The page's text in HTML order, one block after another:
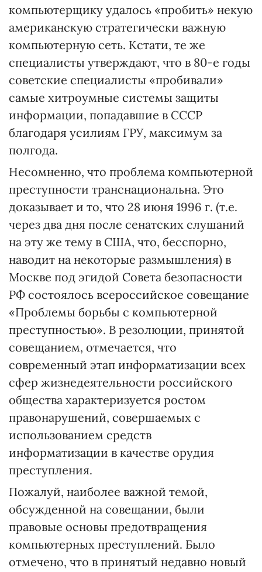
компьютерщику удалось «пробить» некую
американскую стратегически важную
компьютерную сеть. Кстати, те же
специалисты утверждают, что в 80-е годы
советские специалисты «пробивали»
самые хитроумные системы защиты
информации, попадавшие в СССР
благодаря усилиям ГРУ, максимум за
полгода.
Несомненно, что проблема компьютерной
преступности транснациональна. Это
доказывает и то, что 28 июня 1996 г. (т.е.
через два дня после сенатских слушаний
на эту же тему в США, что, бесспорно,
наводит на некоторые размышления) в
Москве под эгидой Совета безопасности
РФ состоялось всероссийское совещание
«Проблемы борьбы с компьютерной
преступностью». В резолюции, принятой
совещанием, отмечается, что
современный этап информатизации всех
сфер жизнедеятельности российского
общества характеризуется ростом
правонарушений, совершаемых с
использованием средств
информатизации в качестве орудия
преступления.
Пожалуй, наиболее важной темой,
обсужденной на совещании, были
правовые основы предотвращения
компьютерных преступлений. Было
отмечено, что в принятый недавно новый